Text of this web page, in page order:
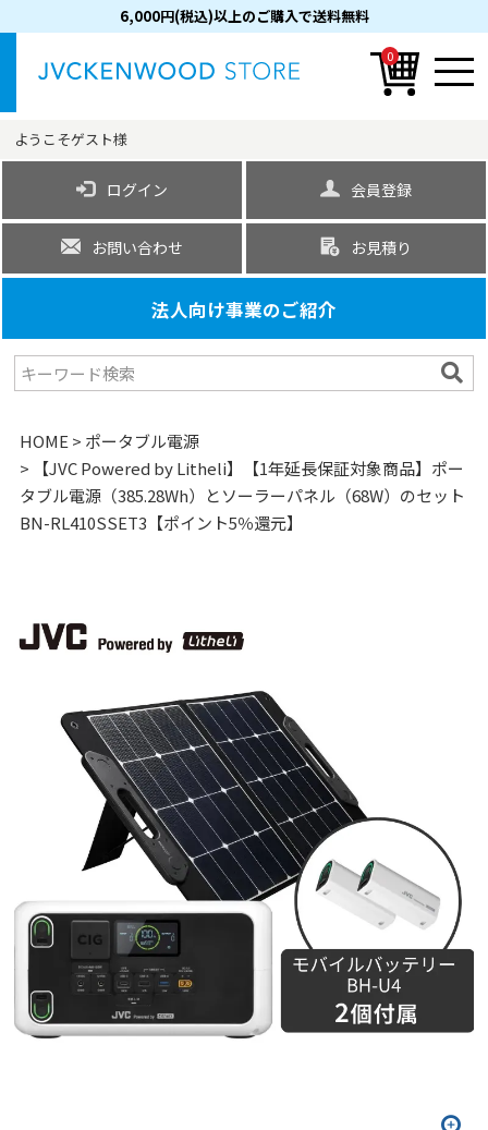
6,000円(税込)以上のご購入で送料無料
0
ようこそゲスト様
ログイン 会員登録
お問い合わせ お見積り
法人向け事業のご紹介
HOME
ポータブル電源
【JVC Powered by Litheli】【1年延長保証対象商品】ポー
タブル電源（385.28Wh）とソーラーパネル（68W）のセット
BN-RL410SSET3【ポイント5％還元】